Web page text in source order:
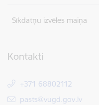
Sīkdatņu izvēles maiņa
Kontakti
+371 68802112
E-pasts:
pasts@vugd.gov.lv